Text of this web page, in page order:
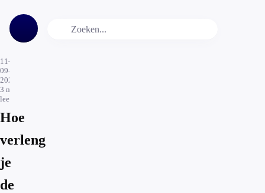
11-
09-
2021
3 min.
leestijd
Hoe
verleng
je
de